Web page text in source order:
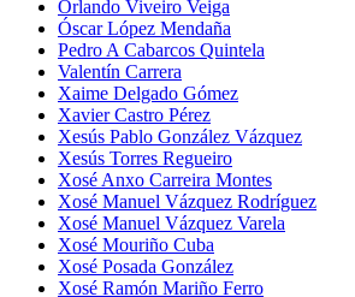
Orlando Viveiro Veiga
Óscar López Mendaña
Pedro A Cabarcos Quintela
Valentín Carrera
Xaime Delgado Gómez
Xavier Castro Pérez
Xesús Pablo González Vázquez
Xesús Torres Regueiro
Xosé Anxo Carreira Montes
Xosé Manuel Vázquez Rodríguez
Xosé Manuel Vázquez Varela
Xosé Mouriño Cuba
Xosé Posada González
Xosé Ramón Mariño Ferro